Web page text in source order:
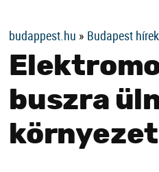
budappest.hu » Budapest
buszra